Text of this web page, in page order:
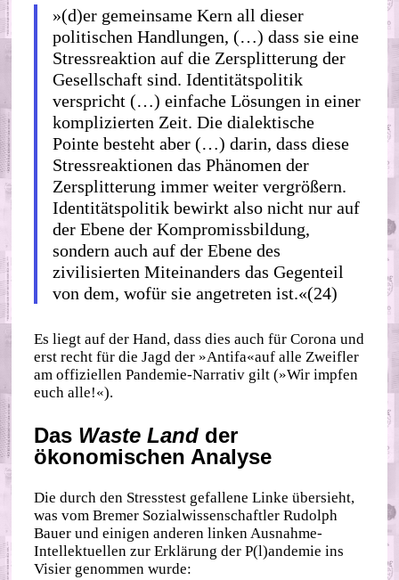
»(d)er gemeinsame Kern all dieser
politischen Handlungen, (…) dass sie eine
Stressreaktion auf die Zersplitterung der
Gesellschaft sind. Identitätspolitik
verspricht (…) einfache Lösungen in einer
komplizierten Zeit. Die dialektische
Pointe besteht aber (…) darin, dass diese
Stressreaktionen das Phänomen der
Zersplitterung immer weiter vergrößern.
Identitätspolitik bewirkt also nicht nur auf
der Ebene der Kompromissbildung,
sondern auch auf der Ebene des
zivilisierten Miteinanders das Gegenteil
von dem, wofür sie angetreten ist.«(24)
Es liegt auf der Hand, dass dies auch für Corona und
erst recht für die Jagd der »Antifa«auf alle Zweifler
am offiziellen Pandemie‐​Narrativ gilt (»Wir impfen
euch alle!«).
Das Waste Land der
ökonomischen Analyse
Die durch den Stresstest gefallene Linke übersieht,
was vom Bremer Sozialwissenschaftler Rudolph
Bauer und einigen anderen linken Ausnahme‐​
Intellektuellen zur Erklärung der P(l)andemie ins
Visier genommen wurde: